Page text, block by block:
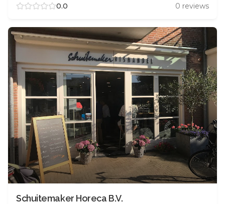
0.0 0 reviews
Schuitemaker Horeca B.V.